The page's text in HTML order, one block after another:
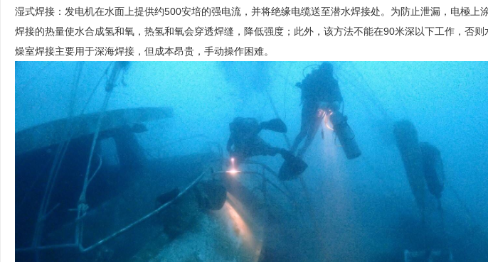
湿式焊接：发电机在水面上提供约500安培的强电流，并将绝缘电缆送至潜水焊接处。为防止泄漏，电極上
焊接的热量使水合成氢和氧，热氢和氧会穿透焊缝，降低强度；此外，该方法不能在90米深以下工作，否
燥室焊接主要用于深海焊接，但成本昂贵，手动操作困难。